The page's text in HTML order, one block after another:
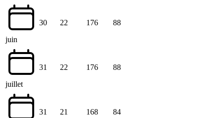
juin
30 22 176 88
juillet
31 22 176 88
31 21 168 84